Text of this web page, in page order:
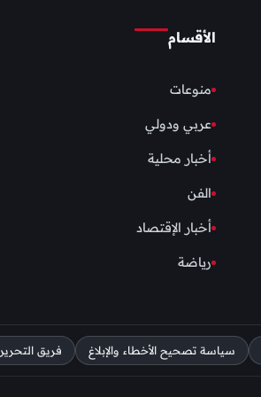
الأقسام
منوعات
عربي ودولي
أخبار محلية
الفن
أخبار الإقتصاد
رياضة
سياسة تصحيح الأخطاء والإبلاغ فريق التحرير